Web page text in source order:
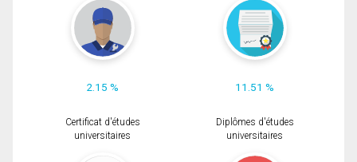
2.15 % 11.51 %
Certificat d'études
universitaires
Diplômes d'études
universitaires